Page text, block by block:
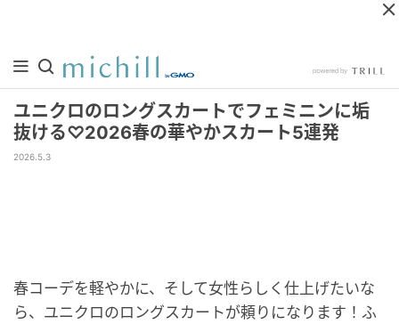
ユニクロのロングスカートでフェミニンに垢
抜ける♡2026春の華やかスカート5連発
2026.5.3
春コーデを軽やかに、そして女性らしく仕上げたいな
ら、ユニクロのロングスカートが頼りになります！ふ